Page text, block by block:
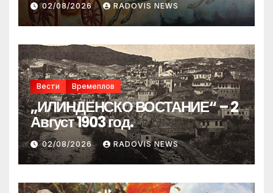
02/08/2026 RADOVIS NEWS
Вести Времеплов
„ИЛИНДЕНСКО ВОСТАНИЕ“ – 2
Август 1903 год.
02/08/2026 RADOVIS NEWS